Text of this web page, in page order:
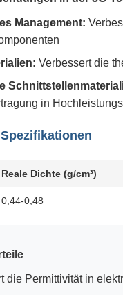
Management:
Verbessert die
in
Reale Dichte (g/cm³)
0,44-0,48
die Permittivität in